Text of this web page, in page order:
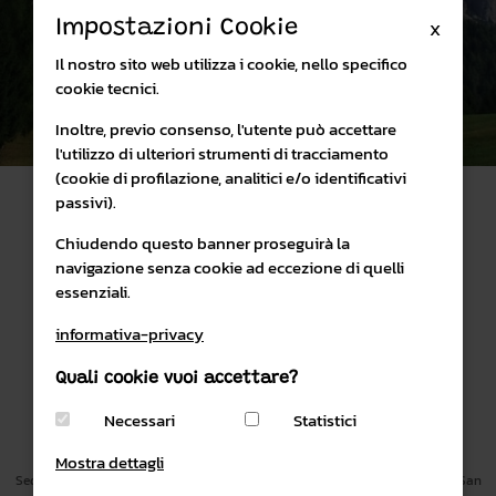
Visita il sito
PRIVACY & COOKIES POLICY CONDIZIONI DI VENDITA
email:
visitatori@parcopan.org
Sede Amministrativa Villa Welsperg, località Castelpietra, 2 38054 Primiero San
X
Impostazioni Cookie
Il nostro sito web utilizza i cookie, nello specifico
cookie tecnici.
Inoltre, previo consenso, l'utente può accettare
l'utilizzo di ulteriori strumenti di tracciamento
(cookie di profilazione, analitici e/o identificativi
passivi).
Chiudendo questo banner proseguirà la
navigazione senza cookie ad eccezione di quelli
essenziali.
informativa-privacy
Quali cookie vuoi accettare?
Necessari
Statistici
Mostra dettagli